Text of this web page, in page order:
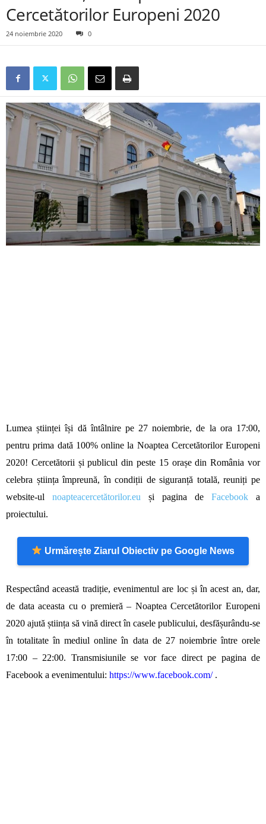
Cercetătorilor Europeni 2020
24 noiembrie 2020 0
Lumea științei își dă întâlnire pe 27 noiembrie, de la ora 17:00,
pentru prima dată 100% online la Noaptea Cercetătorilor Europeni
2020! Cercetătorii și publicul din peste 15 orașe din România vor
celebra știința împreună, în condiții de siguranță totală, reuniți pe
website-ul noapteacercetătorilor.eu și pagina de Facebook a
proiectului.
Urmărește Ziarul Obiectiv pe Google News
Respectând această tradiție, evenimentul are loc și în acest an, dar,
de data aceasta cu o premieră – Noaptea Cercetătorilor Europeni
2020 ajută știința să vină direct în casele publicului, desfășurându-se
în totalitate în mediul online în data de 27 noiembrie între orele
17:00 – 22:00. Transmisiunile se vor face direct pe pagina de
Facebook a evenimentului: https://www.facebook.com/.